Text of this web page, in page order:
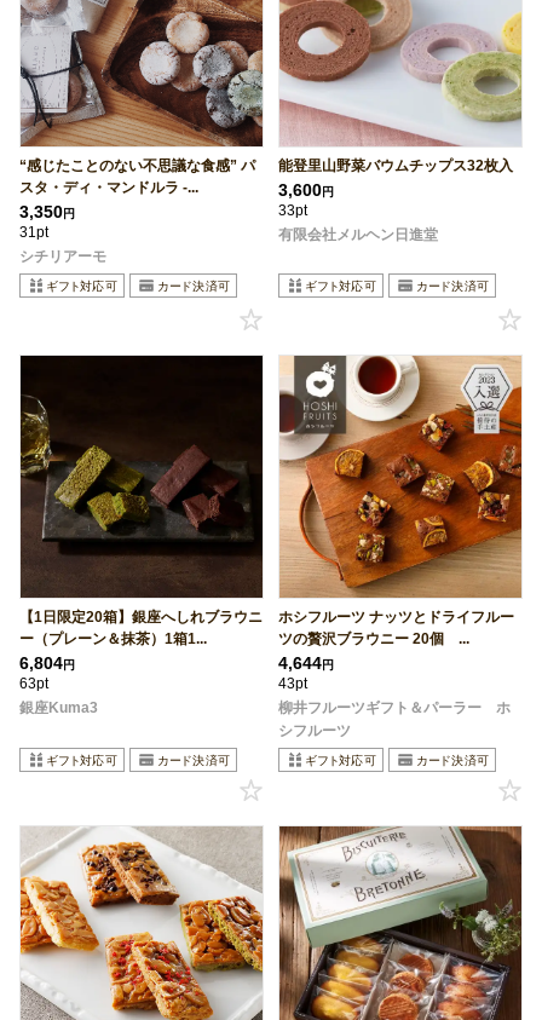
“感じたことのない不思議な食感” パ
スタ・ディ・マンドルラ -...
3,350円
31pt
シチリアーモ
能登里山野菜バウムチップス32枚入
3,600円
33pt
有限会社メルヘン日進堂
【1日限定20箱】銀座へしれブラウニ
ー（プレーン＆抹茶）1箱1...
6,804円
63pt
銀座Kuma3
ホシフルーツ ナッツとドライフルー
ツの贅沢ブラウニー 20個 ...
4,644円
43pt
柳井フルーツギフト＆パーラー ホ
シフルーツ